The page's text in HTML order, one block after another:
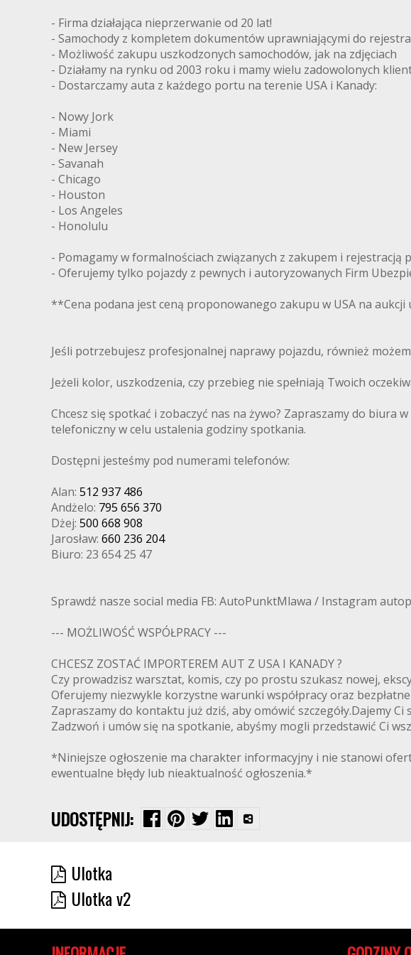
- Firma działająca nieprzerwanie od 20 lat!
- Samochody z kompletem dokumentów uprawniającymi do
- Możliwość zakupu uszkodzonych samochodów, jak na zdjęciach
- Działamy na rynku od 2003 roku i mamy wielu zadowolonych
- Dostarczamy auta z każdego portu na terenie USA i Kanady:
- Nowy Jork
- Miami
- New Jersey
- Savanah
- Chicago
- Houston
- Los Angeles
- Honolulu
- Pomagamy w formalnościach związanych z zakupem i rejestracją
- Oferujemy tylko pojazdy z pewnych i autoryzowanych Firm
**Cena podana jest ceną proponowanego zakupu w USA na aukcji
Jeśli potrzebujesz profesjonalnej naprawy pojazdu, również
Jeżeli kolor, uszkodzenia, czy przebieg nie spełniają Twoich
Chcesz się spotkać i zobaczyć nas na żywo? Zapraszamy do biura
telefoniczny w celu ustalenia godziny spotkania.
Dostępni jesteśmy pod numerami telefonów:
Alan: 512 937 486
Andżelo: 795 656 370
Dżej: 500 668 908
Jarosław: 660 236 204
Biuro: 23 654 25 47
Sprawdź nasze social media FB: AutoPunktMlawa / Instagram
--- MOŻLIWOŚĆ WSPÓŁPRACY ---
CHCESZ ZOSTAĆ IMPORTEREM AUT Z USA I KANADY ?
Czy prowadzisz warsztat, komis, czy po prostu szukasz nowej,
Oferujemy niezwykle korzystne warunki współpracy oraz
Zapraszamy do kontaktu już dziś, aby omówić szczegóły.Dajemy
Zadzwoń i umów się na spotkanie, abyśmy mogli przedstawić Ci
*Niniejsze ogłoszenie ma charakter informacyjny i nie stanowi
ewentualne błędy lub nieaktualność ogłoszenia.*
UDOSTĘPNIJ:
Ulotka
Ulotka v2